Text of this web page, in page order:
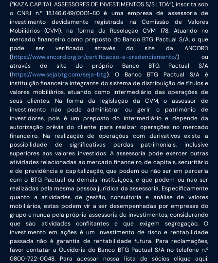
(“KAZA CAPITAL ASSESSORES DE INVESTIMENTOS S/S LTDA”), inscrita sob
o CNPJ n.º 18.146.649/0001-80 é uma empresa de assessoria de
investimento devidamente registrada na Comissão de Valores
Mobiliários (CVM), na forma da Resolução CVM 178. Atuando no
mercado financeiro como preposto do Banco BTG Pactual S/A, o que
pode ser verificado através do site da ANCORD
(https://www.ancord.org.br/certificacao-e-credenciamento/) ou
através do site do próprio Banco BTG Pactual S/A
(https://www.sejabtg.com/seja-btg). O Banco BTG Pactual S/A é
instituição financeira integrante do sistema de distribuição de títulos e
valores mobiliários, atuando como intermediário das operações de
seus clientes. Na forma da legislação da CVM, o assessor de
investimento não pode administrar ou gerir o patrimônio de
investidores, pois é um preposto do intermediário e depende da
autorização prévia do cliente para realizar operações no mercado
financeiro. Na realização de operações com derivativos existe a
possibilidade de significativas perdas patrimoniais, inclusive
superiores aos valores investidos. A assessoria pode exercer outras
atividades relacionadas ao mercado financeiro, de capitais, securitário
e de previdência e capitalização, que podem ou não ser em parceria
com o BTG Pactual ou demais instituições, e que podem ou não ser
realizadas pela mesma pessoa jurídica da assessoria. Especificamente
quanto a atividades de gestão, consultoria e análise de valores
mobiliários, estas podem vir a ser desempenhadas por empresas do
grupo e nunca pela própria assessoria de investimentos, considerando
que são atividades conflitantes e que exigem segregação. O
investimento em ações é um investimento de risco e rentabilidade
passada não é garantia de rentabilidade futura. Para reclamações,
favor contatar a Ouvidoria do Banco BTG Pactual S/A no telefone n.º
0800-722-0048. Para acessar nossa lista de sócios clique aqui: